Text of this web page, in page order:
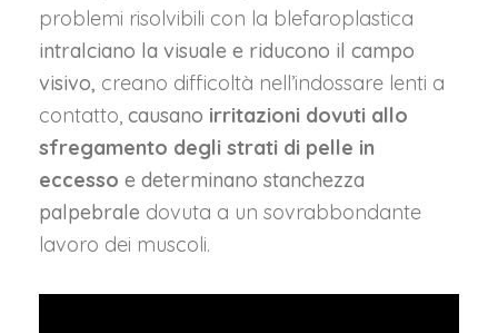
problemi risolvibili con la blefaroplastica
intralciano la visuale e riducono il campo
visivo, creano difficoltà nell’indossare lenti a
contatto, causano irritazioni dovuti allo
sfregamento degli strati di pelle in
eccesso e determinano stanchezza
palpebrale dovuta a un sovrabbondante
lavoro dei muscoli.